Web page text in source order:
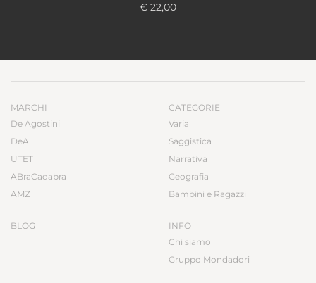
€ 22,00
MARCHI
De Agostini
DeA
UTET
ABraCadabra
AMZ
BLOG
CATEGORIE
Varia
Saggistica
Narrativa
Geografia
Bambini e Ragazzi
INFO
Chi siamo
Gruppo Mondadori